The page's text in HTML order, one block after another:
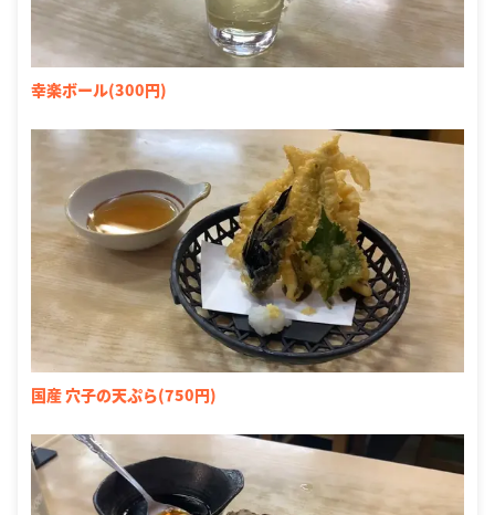
幸楽ボール(300円)
国産 穴子の天ぷら(750円)